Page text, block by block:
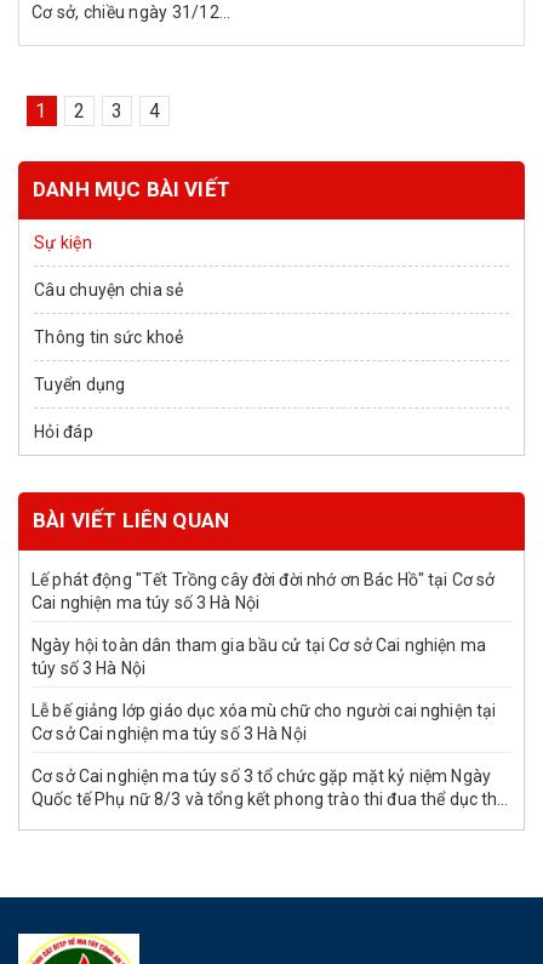
Cơ sở, chiều ngày 31/12...
1 2 3 4
DANH MỤC BÀI VIẾT
Sự kiện
Câu chuyện chia sẻ
Thông tin sức khoẻ
Tuyển dụng
Hỏi đáp
BÀI VIẾT LIÊN QUAN
Lế phát động "Tết Trồng cây đời đời nhớ ơn Bác Hồ" tại Cơ sở
Cai nghiện ma túy số 3 Hà Nội
Ngày hội toàn dân tham gia bầu cử tại Cơ sở Cai nghiện ma
túy số 3 Hà Nội
Lễ bế giảng lớp giáo dục xóa mù chữ cho người cai nghiện tại
Cơ sở Cai nghiện ma túy số 3 Hà Nội
Cơ sở Cai nghiện ma túy số 3 tổ chức gặp mặt kỷ niệm Ngày
Quốc tế Phụ nữ 8/3 và tổng kết phong trào thi đua thể dục thể